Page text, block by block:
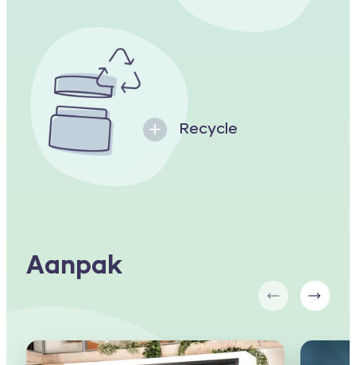
Recycle
Aanpak